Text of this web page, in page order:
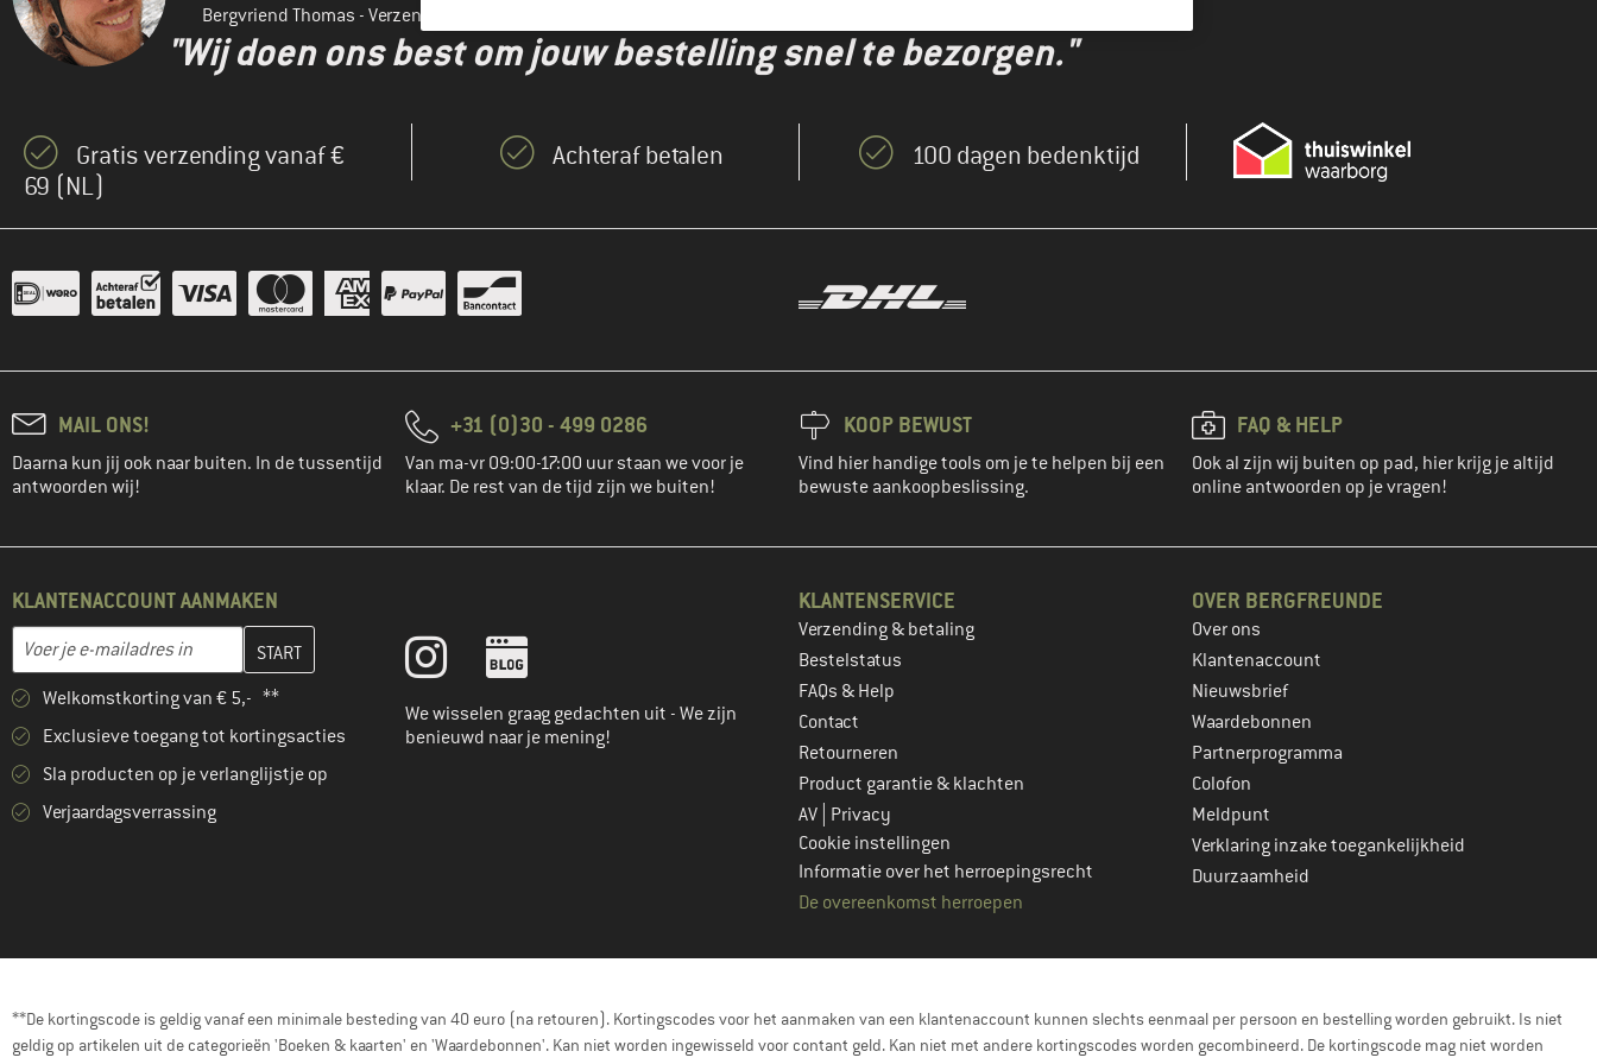
Bergvriend Thomas - Verzending
"Wij doen ons best om jouw bestelling snel te bezorgen."
Gratis verzending vanaf €
69 (NL)
Achteraf betalen 100 dagen bedenktijd
MAIL ONS!
Daarna kun jij ook naar buiten. In de tussentijd
antwoorden wij!
+31 (0)30 - 499 0286
Van ma-vr 09:00-17:00 uur staan we voor je
klaar. De rest van de tijd zijn we buiten!
KOOP BEWUST
Vind hier handige tools om je te helpen bij een
bewuste aankoopbeslissing.
FAQ & HELP
Ook al zijn wij buiten op pad, hier krijg je altijd
online antwoorden op je vragen!
KLANTENACCOUNT AANMAKEN
E-mailadres
Vul je e-mailadres hier in en maak in de volgende stap je klantenaccount aan
Welkomstkorting van € 5,- **
Exclusieve toegang tot kortingsacties
Sla producten op je verlanglijstje op
Verjaardagsverrassing
We wisselen graag gedachten uit - We zijn
benieuwd naar je mening!
KLANTENSERVICE
Verzending & betaling
Bestelstatus
FAQs & Help
Contact
Retourneren
Product garantie & klachten
AV Privacy
Cookie instellingen
Informatie over het herroepingsrecht
De overeenkomst herroepen
OVER BERGFREUNDE
Over ons
Klantenaccount
Nieuwsbrief
Waardebonnen
Partnerprogramma
Colofon
Meldpunt
Verklaring inzake toegankelijkheid
Duurzaamheid
**De kortingscode is geldig vanaf een minimale besteding van 40 euro (na retouren). Kortingscodes voor het aanmaken van een klantenaccount kunnen slechts eenmaal per persoon en bestelling worden gebruikt. Is niet
geldig op artikelen uit de categorieën 'Boeken & kaarten' en 'Waardebonnen'. Kan niet worden ingewisseld voor contant geld. Kan niet met andere kortingscodes worden gecombineerd. De kortingscode mag niet worden